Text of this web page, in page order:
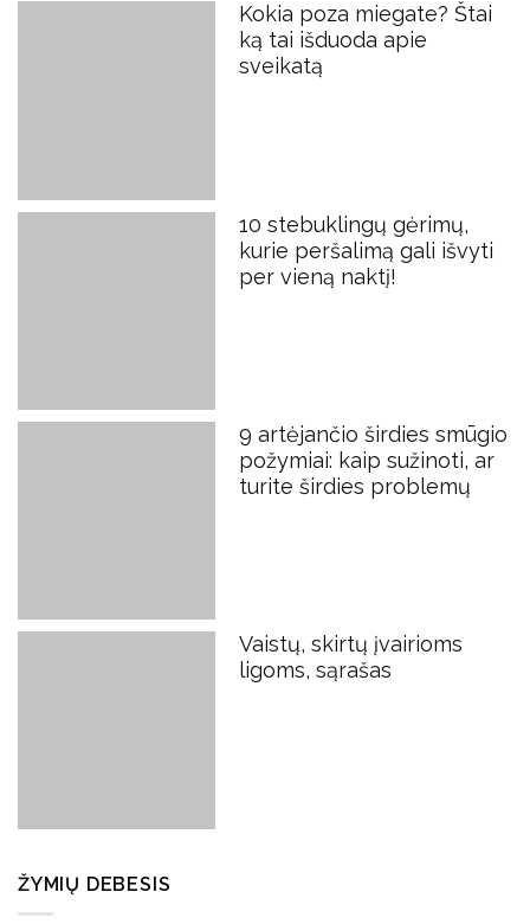
Kokia poza miegate? Štai
ką tai išduoda apie
sveikatą
10 stebuklingų gėrimų,
kurie peršalimą gali išvyti
per vieną naktį!
9 artėjančio širdies smūgio
požymiai: kaip sužinoti, ar
turite širdies problemų
Vaistų, skirtų įvairioms
ligoms, sąrašas
ŽYMIŲ DEBESIS